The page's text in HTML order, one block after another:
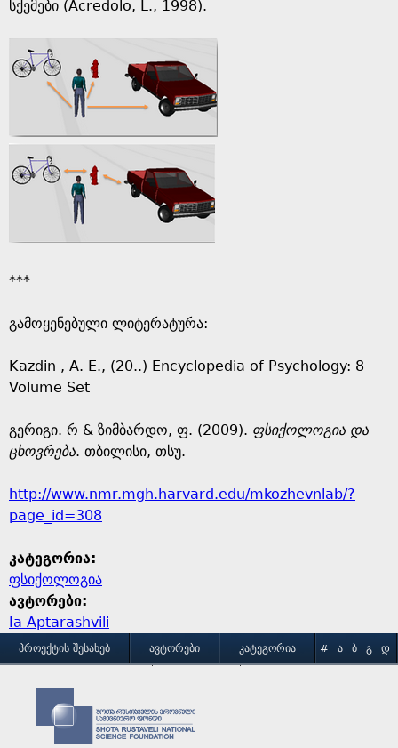
სქემები (Acredolo, L., 1998).
***
გამოყენებული ლიტერატურა:
Kazdin , A. E., (20..) Encyclopedia of Psychology: 8
Volume Set
გერიგი. რ & ზიმბარდო, ფ. (2009). ფსიქოლოგია და
ცხოვრება. თბილისი, თსუ.
http://www.nmr.mgh.harvard.edu/mkozhevnlab/?
page_id=308
კატეგორია:
ფსიქოლოგია
ავტორები:
Ia Aptarashvili
MᲞᲠᲝᲔᲥᲢᲘᲡ ᲨᲔᲡᲐᲮᲔᲑ ᲐᲕᲢᲝᲠᲔᲑᲘ ᲙᲐᲢᲔᲒᲝᲠᲘᲐ # Ა Ბ Გ
Დ